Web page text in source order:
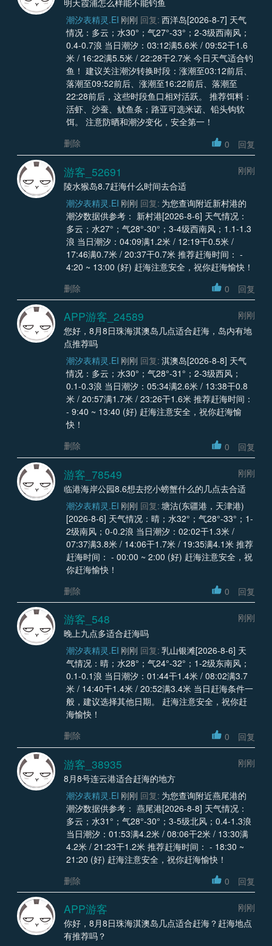
明天霞浦怎么样能不能钓鱼
潮汐表精灵.EI 刚刚 回复: 西洋岛[2026-8-7] 天气
情况：多云；水30°；气27°-33°；2-3级西南风；
0.4-0.7浪 当日潮汐：03:12满5.6米 / 09:52干1.6
米 / 16:22满5.5米 / 22:28干2.7米 今日天气适合钓
鱼！ 建议关注潮汐转换时段：涨潮至03:12前后、
落潮至09:52前后、涨潮至16:22前后、落潮至
22:28前后，这些时段鱼口相对活跃。 推荐饵料：
活虾、沙蚕、鱿鱼条；路亚可选米诺、铅头钩软
饵。 注意防晒和潮汐变化，安全第一！
删除
0 回复
游客_52691
刚刚
陵水猴岛8.7赶海什么时间去合适
潮汐表精灵.EI 刚刚 回复: 为您查询附近新村港的
潮汐数据供参考： 新村港[2026-8-6] 天气情况：
多云；水27°；气28°-30°；3-4级西南风；1.1-1.3
浪 当日潮汐：04:09满1.2米 / 12:19干0.5米 /
17:46满0.7米 / 20:37干0.7米 推荐赶海时间： -
4:20 ~ 13:00 (好) 赶海注意安全，祝你赶海愉快！
删除
0 回复
APP游客_24589
刚刚
您好，8月8日珠海淇澳岛几点适合赶海，岛内有地
点推荐吗
潮汐表精灵.EI 刚刚 回复: 淇澳岛[2026-8-8] 天气
情况：多云；水30°；气28°-31°；2-3级西风；
0.1-0.3浪 当日潮汐：05:34满2.6米 / 13:38干0.8
米 / 20:57满1.7米 / 23:26干1.6米 推荐赶海时间：
- 9:40 ~ 13:40 (好) 赶海注意安全，祝你赶海愉
快！
删除
0 回复
游客_78549
刚刚
临港海岸公园8.6想去挖小螃蟹什么的几点去合适
潮汐表精灵.EI 刚刚 回复: 塘沽(东疆港，天津港)
[2026-8-6] 天气情况：晴；水32°；气28°-33°；1-
2级南风；0-0.2浪 当日潮汐：02:02干1.3米 /
07:37满3.8米 / 14:06干1.7米 / 19:35满4.1米 推荐
赶海时间： - 00:00 ~ 2:00 (好) 赶海注意安全，祝
你赶海愉快！
删除
0 回复
游客_548
刚刚
晚上九点多适合赶海吗
潮汐表精灵.EI 刚刚 回复: 乳山银滩[2026-8-6] 天
气情况：晴；水28°；气24°-32°；1-2级东南风；
0.1-0.1浪 当日潮汐：01:44干1.4米 / 08:02满3.7
米 / 14:40干1.4米 / 20:52满3.4米 当日赶海条件一
般，建议选择其他日期。 赶海注意安全，祝你赶
海愉快！
删除
0 回复
游客_38935
刚刚
8月8号连云港适合赶海的地方
潮汐表精灵.EI 刚刚 回复: 为您查询附近燕尾港的
潮汐数据供参考： 燕尾港[2026-8-8] 天气情况：
多云；水31°；气28°-30°；3-5级北风；0.4-1.3浪
当日潮汐：01:53满4.2米 / 08:06干2米 / 13:30满
4.2米 / 21:23干1.2米 推荐赶海时间： - 18:30 ~
21:20 (好) 赶海注意安全，祝你赶海愉快！
删除
0 回复
APP游客
刚刚
你好，8月8日珠海淇澳岛几点适合赶海？赶海地点
有推荐吗？